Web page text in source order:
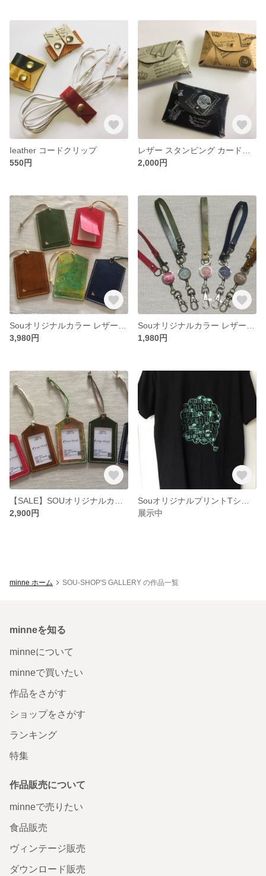
Ieather コードクリップ
550円
2,000円
3,980円
1,980円
2,900円
展示中
minne ホーム SOU-SHOP'S GALLERY の作品一覧
minneを知る
minneについて
minneで買いたい
作品をさがす
ショップをさがす
ランキング
特集
作品販売について
minneで売りたい
食品販売
ヴィンテージ販売
ダウンロード販売